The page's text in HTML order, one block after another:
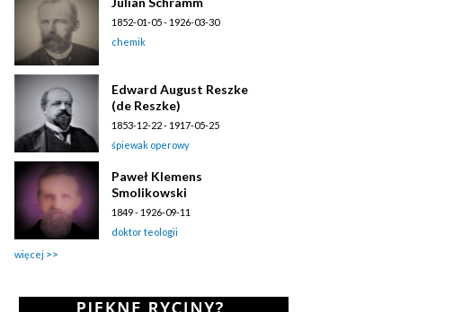
1852-01-05 - 1926-03-30
chemik
Edward August Reszke
(de Reszke)
1853-12-22 - 1917-05-25
śpiewak operowy
Paweł Klemens
Smolikowski
1849 - 1926-09-11
doktor teologii
więcej